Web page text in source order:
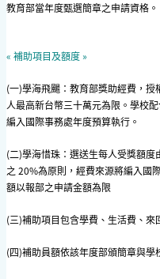
教育部當年度甄選簡章之申請資格。
« 補助項目及額度 »
(一)學海飛颺：教育部獎助經費，
人最高新台幣三十萬元為限。學校
編入國際事務處年度預算執行。
(二)學海惜珠：選送生每人受獎額
之 20%為原則，經費來源將編入國
額以報部之申請金額為限
(三)補助項目包含學費、生活費、來
(四)補助員額依該年度部頒簡章與學